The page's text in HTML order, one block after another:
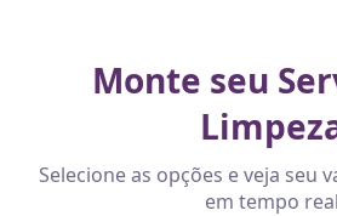
Monte seu
Selecione as opções e veja seu
em tempo real